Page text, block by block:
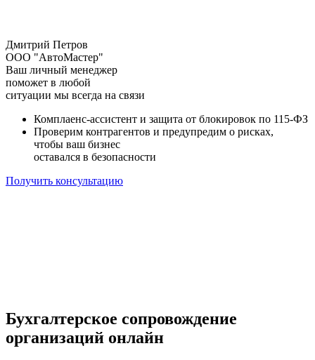
Дмитрий Петров
ООО "АвтоМастер"
Ваш личный менеджер
поможет в любой
ситуации мы всегда на связи
Комплаенс-ассистент и защита от блокировок по 115-ФЗ
Проверим контрагентов и предупредим о рисках,
чтобы ваш бизнес
оставался в безопасности
Получить консультацию
Бухгалтерское сопровождение
организаций онлайн